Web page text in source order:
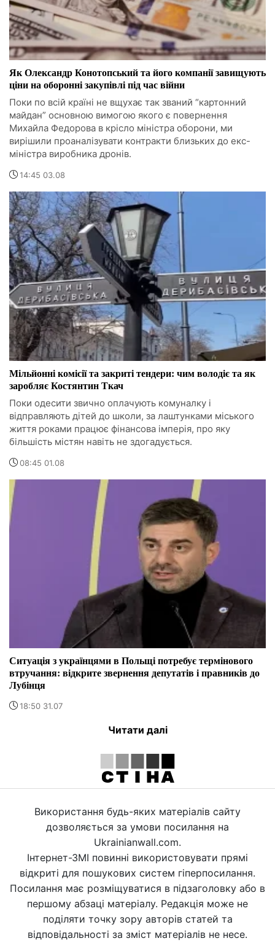
Як Олександр Конотопський та його компанії завищують
ціни на оборонні закупівлі під час війни
Поки по всій країні не вщухає так званий “картонний
майдан” основною вимогою якого є повернення
Михайла Федорова в крісло міністра оборони, ми
вирішили проаналізувати контракти близьких до екс-
міністра виробника дронів.
14:45 03.08
Мільйонні комісії та закриті тендери: чим володіє та як
заробляє Костянтин Ткач
Поки одесити звично оплачують комуналку і
відправляють дітей до школи, за лаштунками міського
життя роками працює фінансова імперія, про яку
більшість містян навіть не здогадується.
08:45 01.08
Ситуація з українцями в Польщі потребує термінового
втручання: відкрите звернення депутатів і правників до
Лубінця
18:50 31.07
Читати далі
Використання будь-яких матеріалів сайту
дозволяється за умови посилання на
Ukrainianwall.com.
Інтернет-ЗМІ повинні використовувати прямі
відкриті для пошукових систем гіперпосилання.
Посилання має розміщуватися в підзаголовку або в
першому абзаці матеріалу. Редакція може не
поділяти точку зору авторів статей та
відповідальності за зміст матеріалів не несе.